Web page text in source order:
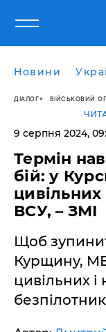
Новини
ДІАЛОГ ВІЙСЬКОВИЙ
9 серпня 2024,
Термін
бій: у
ВСУ, – ЗМІ
Щоб
Курщину,
цивільних і